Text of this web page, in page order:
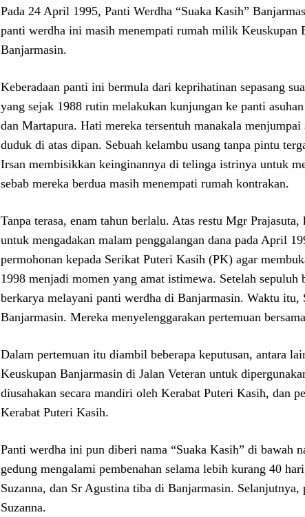
Pada 24 April 1995, Panti Werdha “Suaka Kasih”
panti werdha ini masih menempati rumah milik Keuskupan
Banjarmasin.
Keberadaan panti ini bermula dari keprihatinan sepasang
yang sejak 1988 rutin melakukan kunjungan ke panti
dan Martapura. Hati mereka tersentuh manakala
duduk di atas dipan. Sebuah kelambu usang tanpa pintu
Irsan membisikkan keinginannya di telinga istrinya untuk
sebab mereka berdua masih menempati rumah kontrakan.
Tanpa terasa, enam tahun berlalu. Atas restu Mgr
untuk mengadakan malam penggalangan dana pada April
permohonan kepada Serikat Puteri Kasih (PK) agar
1998 menjadi momen yang amat istimewa. Setelah
berkarya melayani panti werdha di Banjarmasin. Waktu
Banjarmasin. Mereka menyelenggarakan pertemuan
Dalam pertemuan itu diambil beberapa keputusan, antara
Keuskupan Banjarmasin di Jalan Veteran untuk
diusahakan secara mandiri oleh Kerabat Puteri Kasih, dan
Kerabat Puteri Kasih.
Panti werdha ini pun diberi nama “Suaka Kasih” di bawah
gedung mengalami pembenahan selama lebih kurang 40
Suzanna, dan Sr Agustina tiba di Banjarmasin.
Suzanna.